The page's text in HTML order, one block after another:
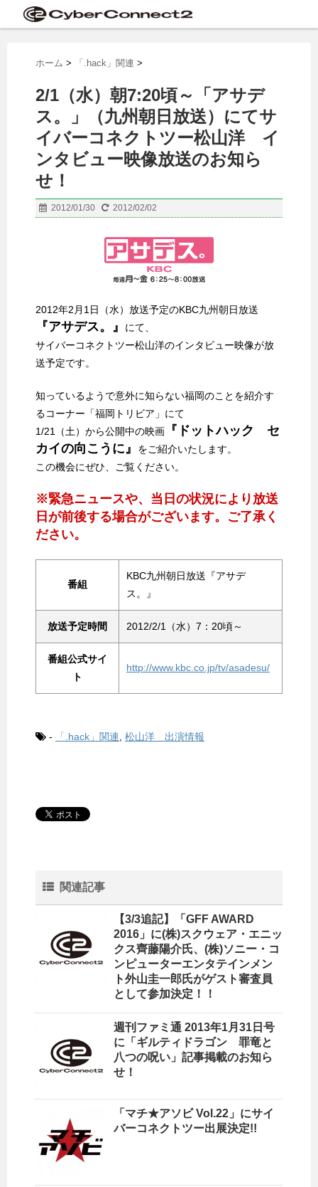
ホーム > 「.hack」関連 >
2/1（水）朝7:20頃～「アサデ
ス。」（九州朝日放送）にてサ
イバーコネクトツー松山洋 イ
ンタビュー映像放送のお知ら
せ！
2012/01/30 2012/02/02
2012年2月1日（水）放送予定のKBC九州朝日放送
『アサデス。』
にて、
サイバーコネクトツー松山洋のインタビュー映像が放
送予定です。
知っているようで意外に知らない福岡のことを紹介す
るコーナー「福岡トリビア」にて
1/21（土）から公開中の映画
『ドットハック セ
カイの向こうに』
をご紹介いたします。
この機会にぜひ、ご覧ください。
※緊急ニュースや、当日の状況により放送
日が前後する場合がございます。ご了承く
ださい。
番組
KBC九州朝日放送『アサデ
ス。』
放送予定時間 2012/2/1（水）7：20頃～
番組公式サイ
ト
http://www.kbc.co.jp/tv/asadesu/
- 「.hack」関連 松山洋 出演情報
関連記事
【3/3追記】「GFF AWARD
2016」に(株)スクウェア・エニッ
クス齊藤陽介氏、(株)ソニー・コ
ンピューターエンタテインメン
ト外山圭一郎氏がゲスト審査員
として参加決定！！
週刊ファミ通 2013年1月31日号
に「ギルティドラゴン 罪竜と
八つの呪い」記事掲載のお知ら
せ！
「マチ★アソビ Vol.22」にサイ
バーコネクトツー出展決定!!